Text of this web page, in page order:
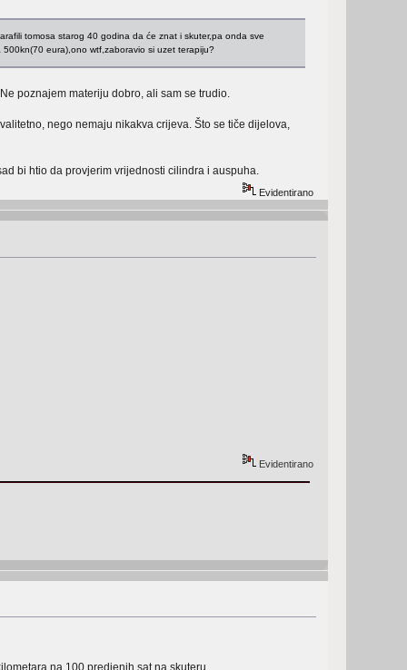
tomosa starog 40 godina da će znat i skuter,pa onda sve
500kn(70 eura),ono wtf,zaboravio si uzet terapiju?
poznajem materiju dobro, ali sam se trudio.
nego nemaju nikakva crijeva. Što se tiče dijelova,
bi htio da provjerim vrijednosti cilindra i auspuha.
Evidentirano
Evidentirano
na 100 predjenih sat na skuteru.